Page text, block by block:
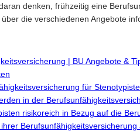
denken, frühzeitig eine
die verschiedenen Angebote
| BU Angebote &
für
in der
risikoreich in Bezug auf die
Berufsunfähigkeitsversicherung